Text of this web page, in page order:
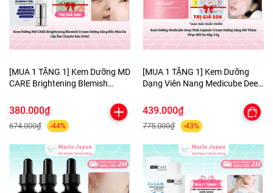
[MUA 1 TẶNG 1] Kem Dưỡng MD
CARE Brightening Blemish
Cấp Ẩm Chuyên Sâu 50ml-
TẶNG 1 MẶT NẠ BERGAMO
HELP JARY
380.000₫
674.000₫ -44%
[MUA 1 TẶNG 1] Kem Dưỡng
Dạng Viên Nang Medicube Deep
Sáng Mờ Thâm Phục Hồi Da
Hộp 55g - TẶNG MẶT NẠ MẮT
439.000₫
775.000₫ -43%